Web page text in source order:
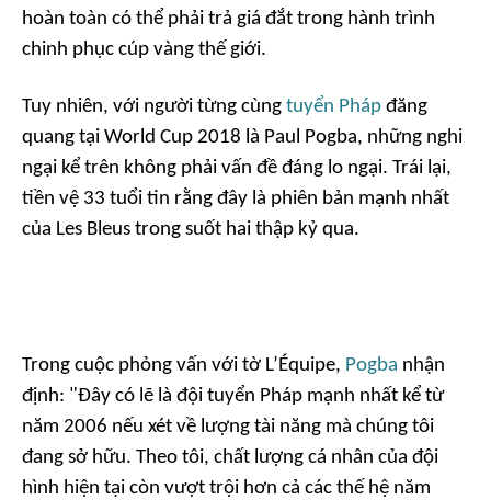
hoàn toàn có thể phải trả giá đắt trong hành trình
chinh phục cúp vàng thế giới.
Tuy nhiên, với người từng cùng tuyển Pháp đăng
quang tại World Cup 2018 là Paul Pogba, những nghi
ngại kể trên không phải vấn đề đáng lo ngại. Trái lại,
tiền vệ 33 tuổi tin rằng đây là phiên bản mạnh nhất
của Les Bleus trong suốt hai thập kỷ qua.
Trong cuộc phỏng vấn với tờ L’Équipe, Pogba nhận
định: "Đây có lẽ là đội tuyển Pháp mạnh nhất kể từ
năm 2006 nếu xét về lượng tài năng mà chúng tôi
đang sở hữu. Theo tôi, chất lượng cá nhân của đội
hình hiện tại còn vượt trội hơn cả các thế hệ năm